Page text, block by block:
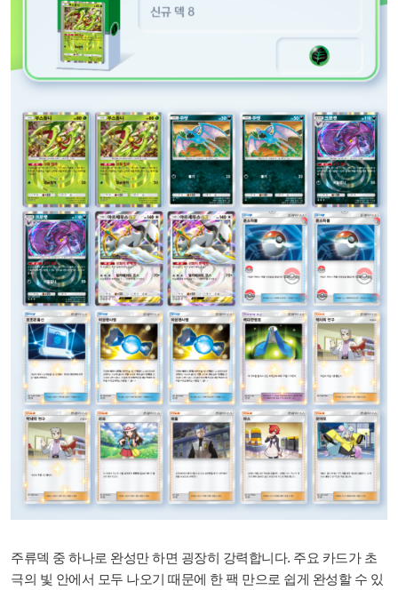
주류덱 중 하나로 완성만 하면 굉장히 강력합니다. 주요 카드가 초
극의 빛 안에서 모두 나오기 때문에 한 팩 만으로 쉽게 완성할 수 있